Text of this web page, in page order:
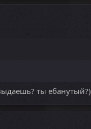
ты ебанутый?)